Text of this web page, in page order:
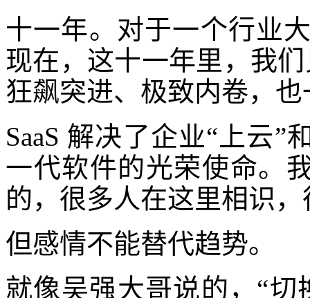
十一年。对于一个行业
现在，这十一年里，我
狂飙突进、极致内卷，
SaaS 解决了企业“上云”
一代软件的光荣使命。
的，很多人在这里相识
但感情不能替代趋势。
就像吴强大哥说的，“